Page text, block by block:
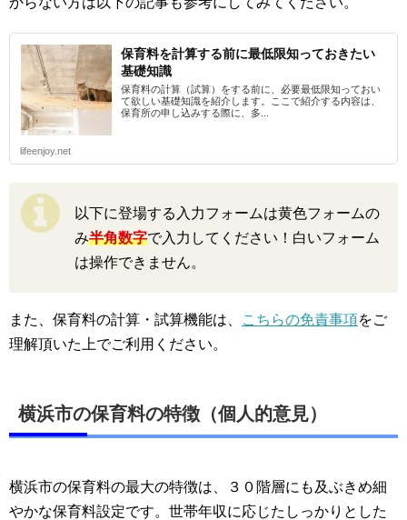
保育料を計算する前に最低限知っておきたい
基礎知識
保育料の計算（試算）をする前に、必要最低限知っておい
て欲しい基礎知識を紹介します。ここで紹介する内容は、
保育所の申し込みする際に、多...
lifeenjoy.net
以下に登場する入力フォームは黄色フォームの
み半角数字で入力してください！白いフォーム
は操作できません。
また、保育料の計算・試算機能は、 こちらの免責事項をご
理解頂いた上でご利用ください。
横浜市の保育料の特徴（個人的意見）
横浜市の保育料の最大の特徴は、３０階層にも及ぶきめ細
やかな保育料設定です。世帯年収に応じたしっかりとした